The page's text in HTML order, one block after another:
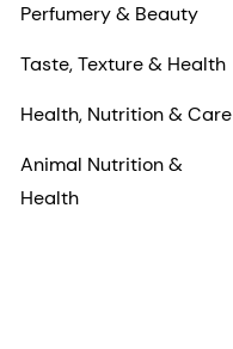
Perfumery & Beauty
Taste, Texture & Health
Health, Nutrition & Care
Animal Nutrition &
Health